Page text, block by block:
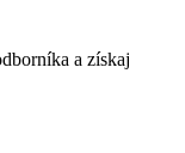
a získaj